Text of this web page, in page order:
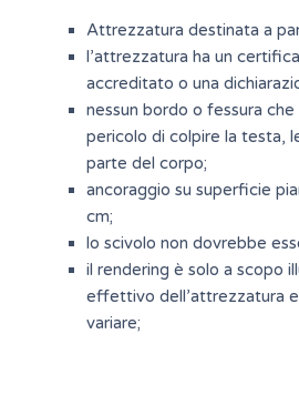
Attrezzatura destinata a
l’attrezzatura ha un
accreditato o una
nessun bordo o fessura
pericolo di colpire la testa,
parte del corpo;
ancoraggio su superficie
cm;
lo scivolo non dovrebbe
il rendering è solo a scopo
effettivo dell’attrezzatura
variare;